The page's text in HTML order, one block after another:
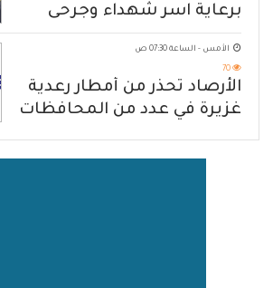
برعاية اسر شهداء وجرحى
الهجوم الإرهابي الحوثي والرد
الحازم على مصدر التهديد
الأمس - الساعة 07:30 ص
70
الأرصاد تحذّر من أمطار رعدية
غزيرة في عدد من المحافظات